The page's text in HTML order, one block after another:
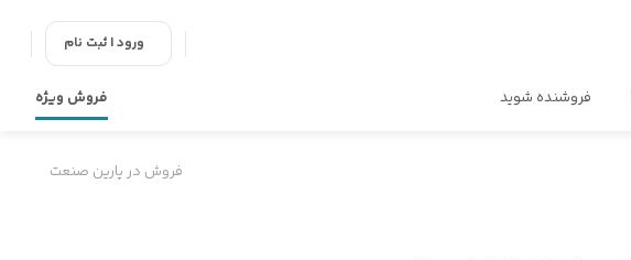
ورود | ثبت نام
فروشنده شوید فروش ویژه
فروش در پارین صنعت